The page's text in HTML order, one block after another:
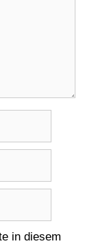
in diesem